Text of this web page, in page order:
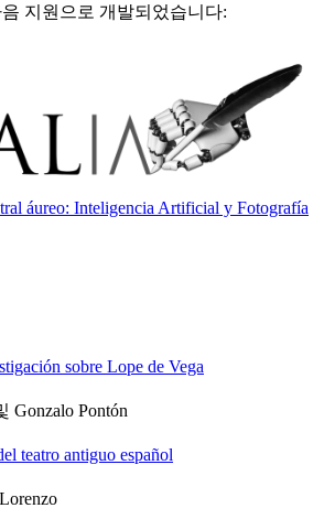
지원으로 개발되었습니다:
áureo: Inteligencia Artificial y Fotografía
sobre Lope de Vega
Gonzalo Pontón
teatro antiguo español